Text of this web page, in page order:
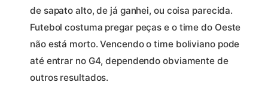
de sapato alto, de já ganhei, ou coisa parecida.
Futebol costuma pregar peças e o time do Oeste
não está morto. Vencendo o time boliviano pode
até entrar no G4, dependendo obviamente de
outros resultados.